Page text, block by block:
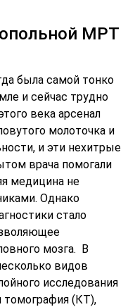
МРТ
была самой тонко
и сейчас трудно
века арсенал
молоточка и
и эти нехитрые
врача помогали
медицина не
Однако
стало
мозга. В
видов
исследования
томография (КТ),